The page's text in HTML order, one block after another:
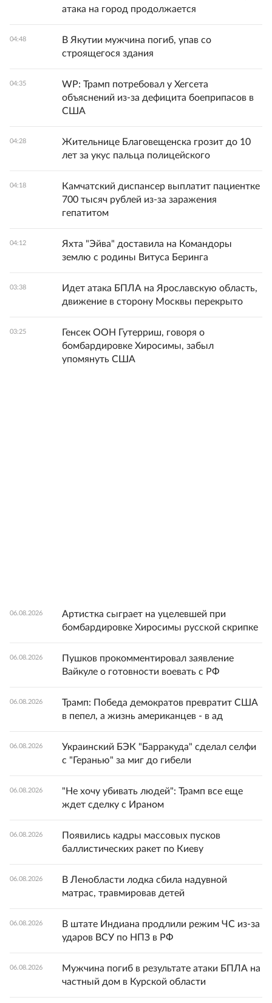
атака на город продолжается
04:48
В Якутии мужчина погиб, упав со
строящегося здания
04:35
WP: Трамп потребовал у Хегсета
объяснений из-за дефицита боеприпасов в
США
04:28
Жительнице Благовещенска грозит до 10
лет за укус пальца полицейского
04:18
Камчатский диспансер выплатит пациентке
700 тысяч рублей из-за заражения
гепатитом
04:12
Яхта "Эйва" доставила на Командоры
землю с родины Витуса Беринга
03:38
Идет атака БПЛА на Ярославскую область,
движение в сторону Москвы перекрыто
03:25
Генсек ООН Гутерриш, говоря о
бомбардировке Хиросимы, забыл
упомянуть США
06.08.2026
Артистка сыграет на уцелевшей при
бомбардировке Хиросимы русской скрипке
06.08.2026
Пушков прокомментировал заявление
Вайкуле о готовности воевать с РФ
06.08.2026
Трамп: Победа демократов превратит США
в пепел, а жизнь американцев - в ад
06.08.2026
Украинский БЭК "Барракуда" сделал селфи
с "Геранью" за миг до гибели
06.08.2026
"Не хочу убивать людей": Трамп все еще
ждет сделку с Ираном
06.08.2026
Появились кадры массовых пусков
баллистических ракет по Киеву
06.08.2026
В Ленобласти лодка сбила надувной
матрас, травмировав детей
06.08.2026
В штате Индиана продлили режим ЧС из-за
ударов ВСУ по НПЗ в РФ
06.08.2026
Мужчина погиб в результате атаки БПЛА на
частный дом в Курской области